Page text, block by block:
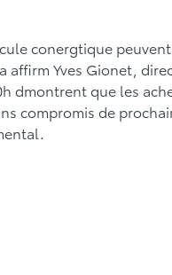
conergtique
affirm Yves Gionet,
dmontrent que les
compromis de